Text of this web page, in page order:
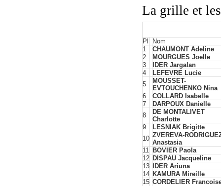
La grille et
Pl
Nom
1
CHAUMONT Adeline
2
MOURGUES Joelle
3
IDER Jargalan
4
LEFEVRE Lucie
5
MOUSSET-
EVTOUCHENKO Nina
6
COLLARD Isabelle
7
DARPOUX Danielle
8
DE MONTALIVET
Charlotte
9
LESNIAK Brigitte
10 ZVEREVA-
Anastasia
11 BOVIER Paola
12 DISPAU Jacqueline
13
IDER Ariuna
14 KAMURA Mireille
15 CORDELIER